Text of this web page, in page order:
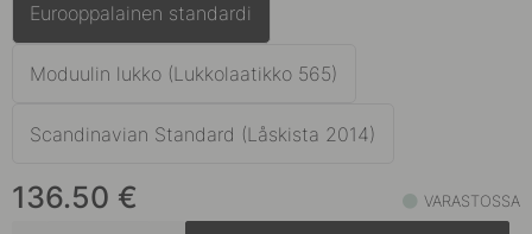
Messinki
Tumma Pronssi Varastossa
Eurooppalainen standardi
Moduulin lukko (Lukkolaatikko 565)
Scandinavian Standard (Låskista 2014)
136.50 € VARASTOSSA